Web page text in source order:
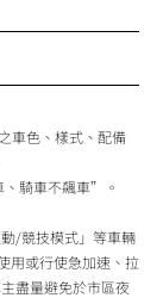
車色、樣式、配備
騎車不飆車”。
/競技模式」等車輛
用或行使急加速、拉
盡量避免於市區夜